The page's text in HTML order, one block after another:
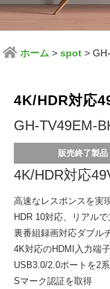
ホーム spot
4K/HDR対応
GH-TV49EM-
販売終了製品
4K/HDR対応
高速なレスポンスを実
HDR 10対応、リアル
裏番組録画対応ダブル
4K対応のHDMI入力端
USB3.0/2.0ポートを2系
Sマーク認証を取得